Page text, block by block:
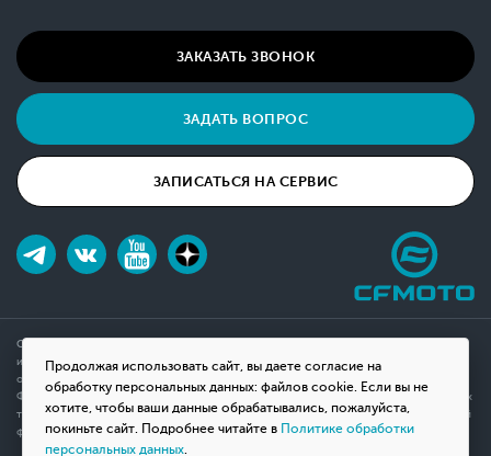
Продолжая использовать сайт, вы даете согласие на
обработку персональных данных: файлов cookie. Если вы не
хотите, чтобы ваши данные обрабатывались, пожалуйста,
покиньте сайт. Подробнее читайте в Политике обработки
персональных данных.
ЗАКАЗАТЬ ЗВОНОК
ЗАДАТЬ ВОПРОС
ЗАПИСАТЬСЯ НА СЕРВИС
Обращаем ваше внимание на то, что данный интернет-сайт носит исключительно
информационный характер и ни при каких условиях не является публичной офертой,
определяемой положениями Статьи 437(2) Гражданского кодекса Российской
Федерации. Для получения подробной информации о наличии и стоимости указанных
товаров, пожалуйста, обращайтесь к менеджерам компании с помощью специальной
формы связи на сайте или по телефону.